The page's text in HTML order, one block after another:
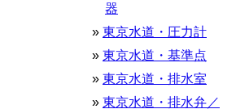
器
東京水道・圧力計
東京水道・基準点
東京水道・排水室
東京水道・排水弁／